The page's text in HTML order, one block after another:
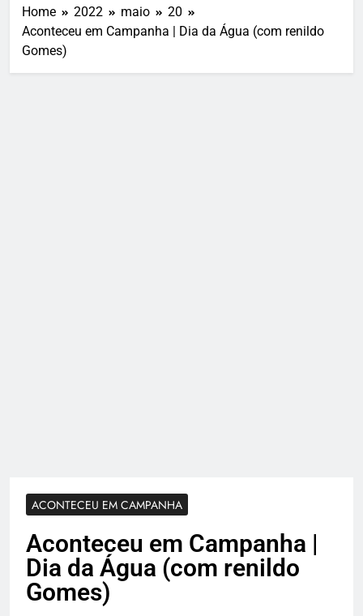
Home 2022 maio
20
Aconteceu em Campanha | Dia da Água (com renildo
Gomes)
ACONTECEU EM CAMPANHA
Aconteceu em Campanha |
Dia da Água (com renildo
Gomes)